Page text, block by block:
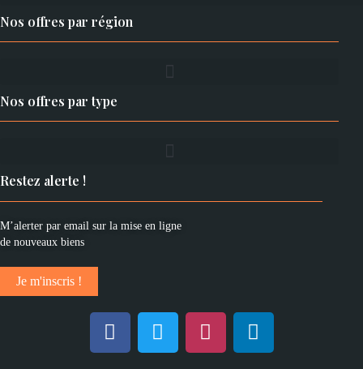
Nos offres par région
Nos offres par type
Restez alerte !
M’alerter par email sur la mise en ligne
de nouveaux biens
Je m'inscris !
F
a
T
w
I
n
L
i